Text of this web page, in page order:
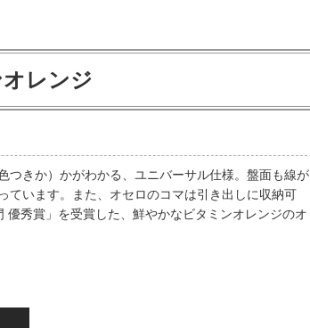
レンジ
つきか）かがわかる、ユニバーサル仕様。盤面も線が
ています。また、オセロのコマは引き出しに収納可
秀賞」を受賞した、鮮やかなビタミンオレンジのオ